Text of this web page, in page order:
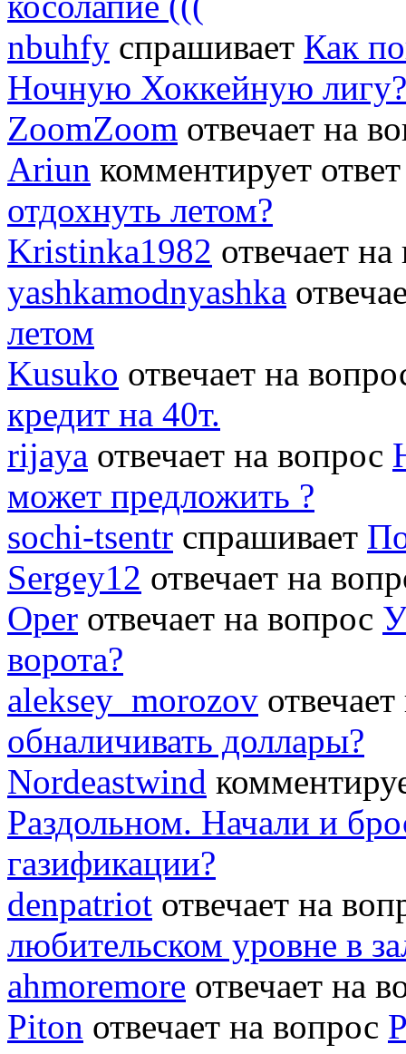
nbuhfy спрашивает Как
Ночную Хоккейную лигу?
ZoomZoom отвечает на
Ariun комментирует
отдохнуть летом?
Kristinka1982 отвечает
yashkamodnyashka
летом
Kusuko отвечает на
кредит на 40т.
rijaya отвечает на вопрос
может предложить ?
sochi-tsentr спрашивает
Sergey12 отвечает на
Oper отвечает на вопрос
ворота?
aleksey_morozov
обналичивать доллары?
Nordeastwind
Раздольном. Начали и
газификации?
denpatriot отвечает на
любительском уровне в
ahmoremore отвечает на
Piton отвечает на вопрос